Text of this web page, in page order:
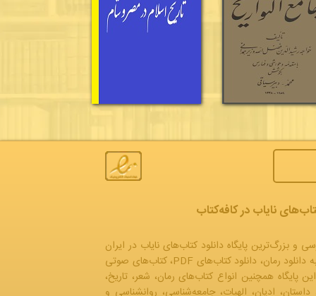
نایاب در کافه‌کتاب
و بزرگ‌ترین پایگاه دانلود کتاب‌های نایاب در ایران
دانلود رمان، دانلود کتاب‌های PDF،
کتاب‌های صوتی
پایگاه همچنین انواع کتاب‌های رمان، شعر، تاریخ،
ادیان، الهیات، جامعه‌شناسی، روانشناسی و